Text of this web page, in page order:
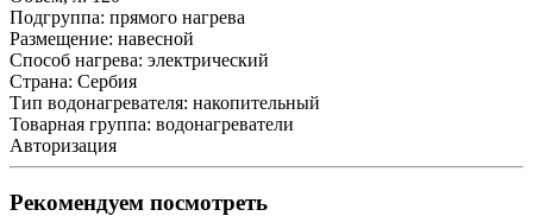
Подгруппа: прямого нагрева
Размещение: навесной
Способ нагрева: электрический
Страна: Сербия
Тип водонагревателя: накопительный
Товарная группа: водонагреватели
Авторизация
Рекомендуем посмотреть